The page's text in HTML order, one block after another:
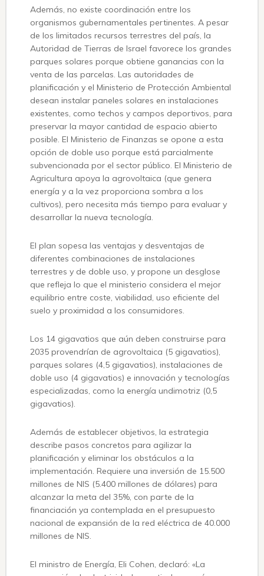
Además, no existe coordinación entre los
organismos gubernamentales pertinentes. A pesar
de los limitados recursos terrestres del país, la
Autoridad de Tierras de Israel favorece los grandes
parques solares porque obtiene ganancias con la
venta de las parcelas. Las autoridades de
planificación y el Ministerio de Protección Ambiental
desean instalar paneles solares en instalaciones
existentes, como techos y campos deportivos, para
preservar la mayor cantidad de espacio abierto
posible. El Ministerio de Finanzas se opone a esta
opción de doble uso porque está parcialmente
subvencionada por el sector público. El Ministerio de
Agricultura apoya la agrovoltaica (que genera
energía y a la vez proporciona sombra a los
cultivos), pero necesita más tiempo para evaluar y
desarrollar la nueva tecnología.
El plan sopesa las ventajas y desventajas de
diferentes combinaciones de instalaciones
terrestres y de doble uso, y propone un desglose
que refleja lo que el ministerio considera el mejor
equilibrio entre coste, viabilidad, uso eficiente del
suelo y proximidad a los consumidores.
Los 14 gigavatios que aún deben construirse para
2035 provendrían de agrovoltaica (5 gigavatios),
parques solares (4,5 gigavatios), instalaciones de
doble uso (4 gigavatios) e innovación y tecnologías
especializadas, como la energía undimotriz (0,5
gigavatios).
Además de establecer objetivos, la estrategia
describe pasos concretos para agilizar la
planificación y eliminar los obstáculos a la
implementación. Requiere una inversión de 15.500
millones de NIS (5.400 millones de dólares) para
alcanzar la meta del 35%, con parte de la
financiación ya contemplada en el presupuesto
nacional de expansión de la red eléctrica de 40.000
millones de NIS.
El ministro de Energía, Eli Cohen, declaró: «La